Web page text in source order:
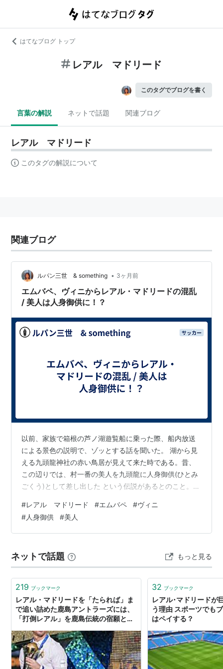
はてなブログ トップ
レアル マドリード
このタグでブログを書く
言葉の解説 ネットで話題 関連ブログ
レアル マドリード
このタグの解説について
関連ブログ
ルパン三世 & something • 3ヶ月前
エムバペ、ヴィニからレアル・マドリードの混乱
/ 美人は人身御供に！？
以前、家族で箱根の芦ノ湖遊覧船に乗った際、船内放送
による景色の説明で、ゾッとする話を聞いた。 湖から見
える九頭龍神社の赤い鳥居が見えて来た時である。昔、
この辺りでは、村一番の美人を九頭龍に人身御供(ひとみ
ごくう)として差し出した という伝説があるとのこと。
ッキングな話だ！ 山奥の村のような閉ざされた空間で
は、異質な物を排除しようとする力が働く性質があった
ようなのだ。たとえそれが「美人」でも！？ むしろ、
と組織の輪(和)を乱す異分子、諍い(いさかい)のタネとな
るらしいw さて、そこで昨今のサッカ…
#レアル マドリード #エムバペ #ヴィニ
#人身御供 #美人
ネットで話題 もっと見る
219 ブックマーク
レアル・マドリードを「たられば」ま
で追い詰めた鹿島アントラーズには、
「打倒レアル」を鹿島伝統の宿願とし
者〜フモフモコラム
32 ブックマーク
レアル･マドリードが
う理由 スポーツでも
はペイする？